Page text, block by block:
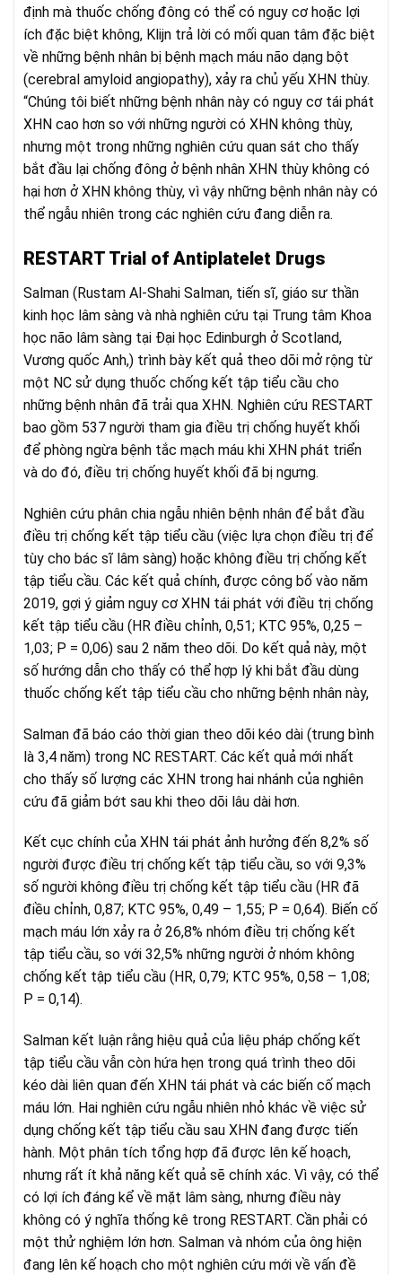
định mà thuốc chống đông có thể có nguy cơ hoặc lợi
ích đặc biệt không, Klijn trả lời có mối quan tâm đặc biệt
về những bệnh nhân bị bệnh mạch máu não dạng bột
(cerebral amyloid angiopathy), xảy ra chủ yếu XHN thùy.
“Chúng tôi biết những bệnh nhân này có nguy cơ tái phát
XHN cao hơn so với những người có XHN không thùy,
nhưng một trong những nghiên cứu quan sát cho thấy
bắt đầu lại chống đông ở bệnh nhân XHN thùy không có
hại hơn ở XHN không thùy, vì vậy những bệnh nhân này có
thể ngẫu nhiên trong các nghiên cứu đang diễn ra.
RESTART Trial of Antiplatelet Drugs
Salman (Rustam Al-Shahi Salman, tiến sĩ, giáo sư thần
kinh học lâm sàng và nhà nghiên cứu tại Trung tâm Khoa
học não lâm sàng tại Đại học Edinburgh ở Scotland,
Vương quốc Anh,) trình bày kết quả theo dõi mở rộng từ
một NC sử dụng thuốc chống kết tập tiểu cầu cho
những bệnh nhân đã trải qua XHN. Nghiên cứu RESTART
bao gồm 537 người tham gia điều trị chống huyết khối
để phòng ngừa bệnh tắc mạch máu khi XHN phát triển
và do đó, điều trị chống huyết khối đã bị ngưng.
Nghiên cứu phân chia ngẫu nhiên bệnh nhân để bắt đầu
điều trị chống kết tập tiểu cầu (việc lựa chọn điều trị để
tùy cho bác sĩ lâm sàng) hoặc không điều trị chống kết
tập tiểu cầu. Các kết quả chính, được công bố vào năm
2019, gợi ý giảm nguy cơ XHN tái phát với điều trị chống
kết tập tiểu cầu (HR điều chỉnh, 0,51; KTC 95%, 0,25 –
1,03; P = 0,06) sau 2 năm theo dõi. Do kết quả này, một
số hướng dẫn cho thấy có thể hợp lý khi bắt đầu dùng
thuốc chống kết tập tiểu cầu cho những bệnh nhân này,
Salman đã báo cáo thời gian theo dõi kéo dài (trung bình
là 3,4 năm) trong NC RESTART. Các kết quả mới nhất
cho thấy số lượng các XHN trong hai nhánh của nghiên
cứu đã giảm bớt sau khi theo dõi lâu dài hơn.
Kết cục chính của XHN tái phát ảnh hưởng đến 8,2% số
người được điều trị chống kết tập tiểu cầu, so với 9,3%
số người không điều trị chống kết tập tiểu cầu (HR đã
điều chỉnh, 0,87; KTC 95%, 0,49 – 1,55; P = 0,64). Biến cố
mạch máu lớn xảy ra ở 26,8% nhóm điều trị chống kết
tập tiểu cầu, so với 32,5% những người ở nhóm không
chống kết tập tiểu cầu (HR, 0,79; KTC 95%, 0,58 – 1,08;
P = 0,14).
Salman kết luận rằng hiệu quả của liệu pháp chống kết
tập tiểu cầu vẫn còn hứa hẹn trong quá trình theo dõi
kéo dài liên quan đến XHN tái phát và các biến cố mạch
máu lớn. Hai nghiên cứu ngẫu nhiên nhỏ khác về việc sử
dụng chống kết tập tiểu cầu sau XHN đang được tiến
hành. Một phân tích tổng hợp đã được lên kế hoạch,
nhưng rất ít khả năng kết quả sẽ chính xác. Vì vậy, có thể
có lợi ích đáng kể về mặt lâm sàng, nhưng điều này
không có ý nghĩa thống kê trong RESTART. Cần phải có
một thử nghiệm lớn hơn. Salman và nhóm của ông hiện
đang lên kế hoạch cho một nghiên cứu mới về vấn đề